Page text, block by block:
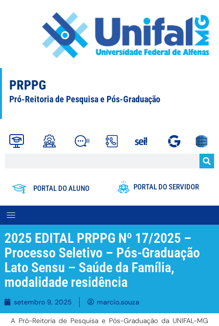
PRPPG
Pró-Reitoria de Pesquisa e Pós-Graduação
PORTAL DO ALUNO PORTAL DO SERVIDOR
2025 EDITAL PRPPG Nº 17/2025 –
Processo Seletivo – Pós-Graduação
Lato Sensu – Saúde da Família,
modalidade residência
setembro 9, 2025 marcio.souza
A Pró-Reitoria de Pesquisa e Pós-Graduação da UNIFAL-MG